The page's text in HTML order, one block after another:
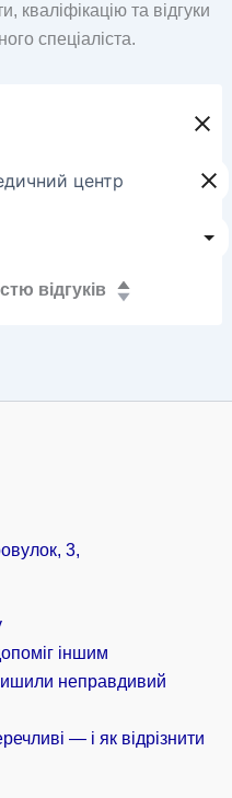
кваліфікацію та відгуки
спеціаліста.
відгуків
3,
іншим
неправдивий
— і як відрізнити